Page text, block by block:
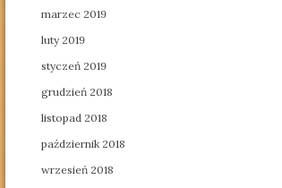
marzec 2019
luty 2019
styczeń 2019
grudzień 2018
listopad 2018
październik 2018
wrzesień 2018